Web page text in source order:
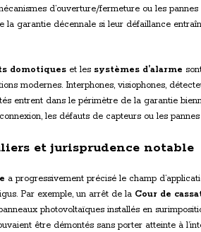
d’ouverture/fermeture ou les
la garantie décennale si leur défaillance
domotiques et les systèmes d’alarme
modernes. Interphones, visiophones,
entrent dans le périmètre de la garantie
les défauts de capteurs ou les
et jurisprudence notable
a progressivement précisé le champ
Par exemple, un arrêt de la Cour de
photovoltaïques installés en
être démontés sans porter atteinte à